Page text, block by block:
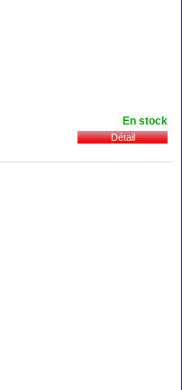
En stock